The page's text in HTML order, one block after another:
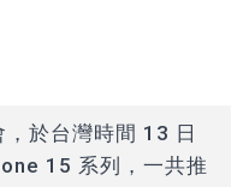
於台灣時間 13 日
15 系列，一共推